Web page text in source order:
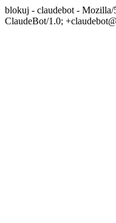
blokuj - claudebot -
ClaudeBot/1.0;